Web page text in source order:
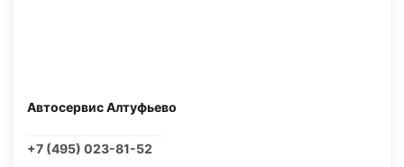
Автосервис Алтуфьево
+7 (495) 023-81-52